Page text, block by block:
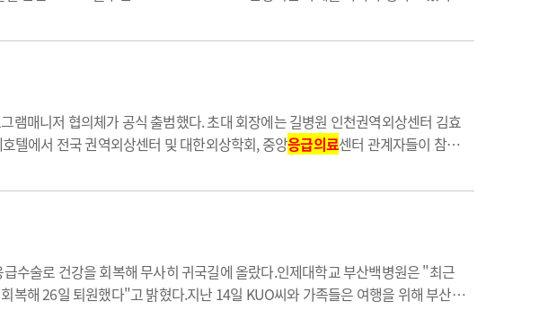
매니저 협의체가 공식 출범했다. 초대 회장에는 길병원 인천권역외상센터 김효
텔에서 전국 권역외상센터 및 대한외상학회, 중앙응급의료센터 관계자들이 참석
에서 외상환자 치료과정을 모니터링하고 질(質) 관리 및 데이터 분석, 외상 전문
수술로 건강을 회복해 무사히 귀국길에 올랐다.인제대학교 부산백병원은 "최근
복해 26일 퇴원했다"고 밝혔다.지난 14일 KUO씨와 가족들은 여행을 위해 부산에
씨는 평소와 달리 피로감을 느껴 먼저 잠자리에 들었다. 그러나 밤 10시 30분